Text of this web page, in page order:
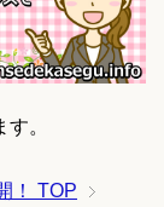
。
！
TOP